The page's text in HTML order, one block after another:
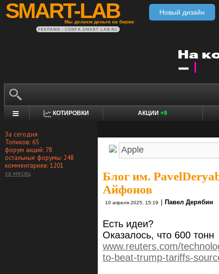
SMART-LAB
Мы делаем деньги на бирже
Новый дизайн
РЕКЛАМА • CONFA.SMART-LAB.RU
КОТИРОВКИ АКЦИИ +9
За сегодня
Топиков: 65
форум акций: 78
остальные форумы: 248
комментариев: 1201
за месяц
Блог им.
Айфонов
10 апреля 2025, 15:19 Павел Дерябин
Есть идеи?
Оказалось, что 600 тонн
www.reuters.com/
to-beat-trump-tariffs-